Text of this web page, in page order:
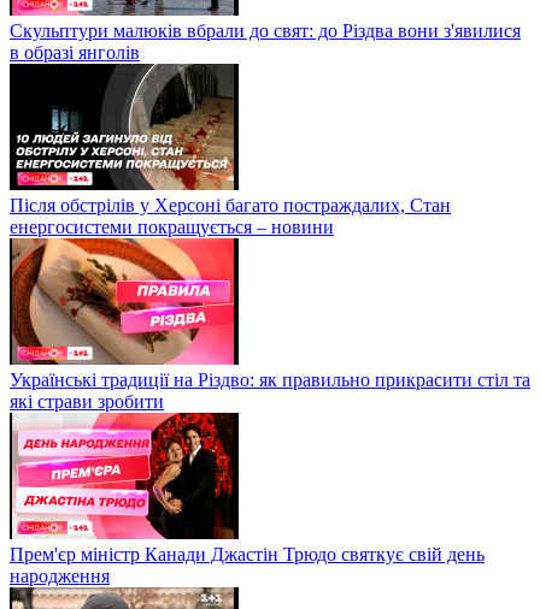
Скульптури малюків вбрали до свят: до Різдва вони з'явилися
в образі янголів
Після обстрілів у Херсоні багато постраждалих, Стан
енергосистеми покращується – новини
Українські традиції на Різдво: як правильно прикрасити стіл та
які страви зробити
Прем'єр міністр Канади Джастін Трюдо святкує свій день
народження